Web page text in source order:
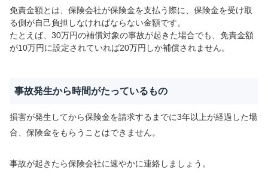
免責金額とは、保険会社が保険金を支払う際に、保険金を受け取
る側が自己負担しなければならない金額です。
たとえば、30万円の補償対象の事故が起きた場合でも、免責金額
が10万円に設定されていれば20万円しか補償されません。
事故発生から時間がたっているもの
損害が発生してから保険金を請求するまでに3年以上が経過した場
合、保険金をもらうことはできません。
事故が起きたら保険会社に速やかに連絡しましょう。